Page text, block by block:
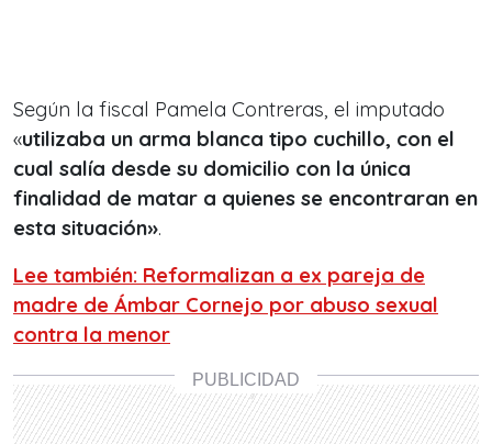
Según la fiscal Pamela Contreras, el imputado
«utilizaba un arma blanca tipo cuchillo, con el
cual salía desde su domicilio con la única
finalidad de matar a quienes se encontraran en
esta situación».
Lee también: Reformalizan a ex pareja de
madre de Ámbar Cornejo por abuso sexual
contra la menor